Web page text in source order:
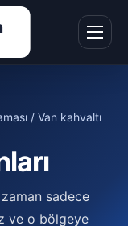
/ Van kahvaltı
sadece
ve o bölgeye